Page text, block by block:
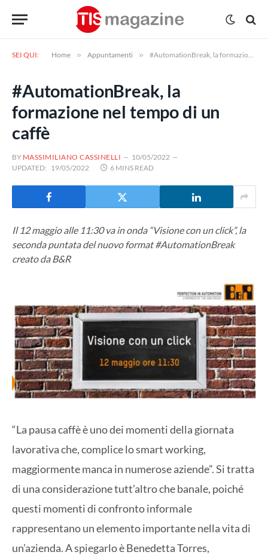
SEI QUI: Home » Appuntamenti » #AutomationBreak, la formazione nel tempo di un caffè
#AutomationBreak, la
formazione nel tempo di un
caffè
BY MASSIMILIANO CASSINELLI
10/05/2022
UPDATED: 19/05/2022 6 MINS READ
Il 12 maggio alle 11:30 va in onda “Visione con un click”, la
seconda puntata del nuovo format #AutomationBreak
creato da B&R
“La pausa caffè è uno dei momenti della giornata
lavorativa che, complice lo smart working,
maggiormente manca in numerose aziende”. Si tratta
di una considerazione tutt’altro che banale, poiché
questi momenti di confronto informale
rappresentano un elemento importante nella vita di
un’azienda. A spiegarlo è Benedetta Torres,